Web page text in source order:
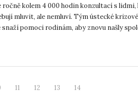
ročně kolem 4 000 hodin konzultací s
mluvit, ale nemluví. Tým ústecké krizové
pomoci rodinám, aby znovu našly
11 12 13
14